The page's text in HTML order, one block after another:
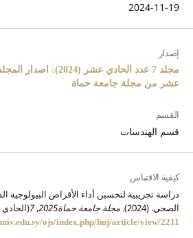
2024-11-19
إصدار
مجلد 7 عدد الحادي عشر
عشر من مجلة جامعة حماة
القسم
قسم الهندسات
كيفية الاقتباس
دراسة تجريبية لتحسين أداء الأقراص البيولوجية
الصحي. (2024).
مجلة جامعة حماة2025 ,
7
ojs/index.php/huj/article/view/2211